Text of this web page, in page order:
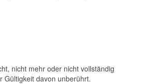
nicht mehr oder nicht vollständig
Gültigkeit davon unberührt.